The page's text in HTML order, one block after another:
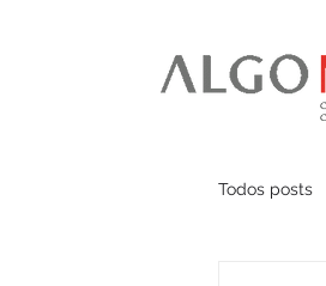
Todos posts